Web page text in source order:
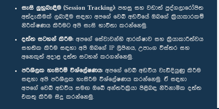
සැසි ලුහුබැඳීම (Session Tracking): පහසු සහ වඩාත් පුද්ගලාරෝපිත
අත්දැකීමක් ලබාදීම සඳහා අපගේ වෙබ් අඩවියේ ඔබගේ ක්‍රියාකාරකම්
නිරීක්ෂණය කිරීමට අපි සැසි භාවිතා කරන්නෙමු.
දත්ත සටහන් කිරීම: අපගේ සේවාවන්හි ආරක්ෂාව සහ ක්‍රියාකාරීත්වය
සහතික කිරීම සඳහා අපි ඔබගේ IP ලිපිනය, උපාංග විස්තර සහ
අනෙකුත් අදාළ දත්ත සටහන් කරගන්නෙමු.
පරිශීලක හැසිරීම් විශ්ලේෂණය: අපගේ වෙබ් අඩවිය වැඩිදියුණු කිරීම
සඳහා අපි පරිශීලක හැසිරීම විශ්ලේෂණය කරන්නෙමු. ඒ සඳහා
අපගේ වෙබ් අඩවිය සමඟ ඔබේ අන්තර්ක්‍රියා පිළිබඳ නිර්නාමික දත්ත
එකතු කිරීම සිදු කරන්නෙමු.
අප හා සම්බන්ධ වී සිටින්න :
සම්මාන
පෞද්ගලිකත්ව ප්‍රතිපත්තිය